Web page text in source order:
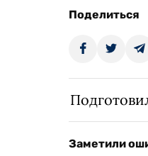
Поделиться
Заметили